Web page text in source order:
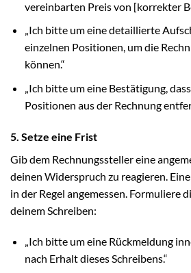
vereinbarten Preis von [korrekter
„Ich bitte um eine detaillierte
einzelnen Positionen, um die
können.“
„Ich bitte um eine Bestätigung,
Positionen aus der Rechnung
5. Setze eine Frist
Gib dem Rechnungssteller eine
deinen Widerspruch zu reagieren.
in der Regel angemessen. Formuliere
deinem Schreiben:
„Ich bitte um eine Rückmeldung
nach Erhalt dieses Schreibens.“